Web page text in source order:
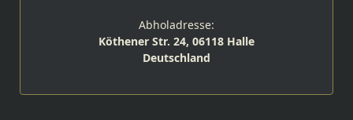
Abholadresse:
Köthener Str. 24, 06118 Halle
Deutschland